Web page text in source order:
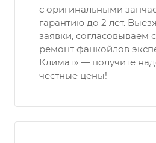
с оригинальными
гарантию до 2 лет.
заявки, согласовываем
ремонт фанкойлов
Климат» — получите
честные цены!